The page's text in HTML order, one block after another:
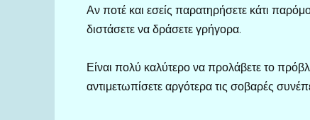
Αν ποτέ και εσείς παρατηρήσετε κάτι
διστάσετε να δράσετε γρήγορα.
Είναι πολύ καλύτερο να προλάβετε το
αντιμετωπίσετε αργότερα τις σοβαρές